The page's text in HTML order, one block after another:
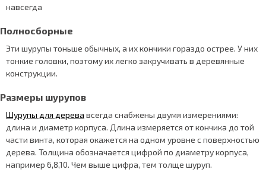
навсегда
Полносборные
Эти шурупы тоньше обычных, а их кончики гораздо острее. У них
тонкие головки, поэтому их легко закручивать в деревянные
конструкции.
Размеры шурупов
Шурупы для дерева всегда снабжены двумя измерениями:
длина и диаметр корпуса. Длина измеряется от кончика до той
части винта, которая окажется на одном уровне с поверхностью
дерева. Толщина обозначается цифрой по диаметру корпуса,
например 6,8,10. Чем выше цифра, тем толще шуруп.